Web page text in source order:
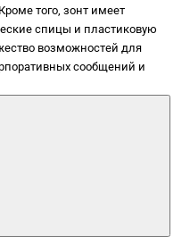
того, зонт имеет
спицы и пластиковую
возможностей для
сообщений и